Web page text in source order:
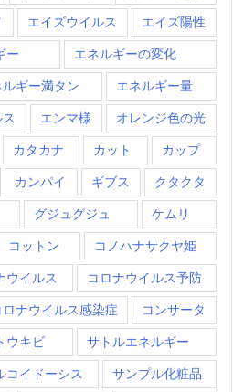
エイズウイルス エイズ陽性
ー エネルギーの変化
ルギー満タン エネルギー量
エンマ様 オレンジ色の光
カタカナ カット カップ
カンパイ ギブス クタクタ
グジュグジュ ケムリ
コットン コノハナサクヤ姫
ウイルス コロナウイルス予防
ロナウイルス感染症 コンサータ
ウキビ サトルエネルギー
コイドーシス サンプル化粧品